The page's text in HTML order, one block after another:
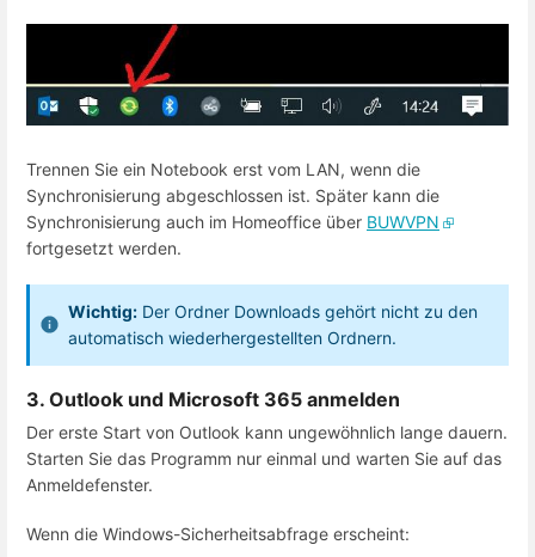
Trennen Sie ein Notebook erst vom LAN, wenn die
Synchronisierung abgeschlossen ist. Später kann die
Synchronisierung auch im Homeoffice über BUWVPN
fortgesetzt werden.
Wichtig: Der Ordner Downloads gehört nicht zu den
automatisch wiederhergestellten Ordnern.
3. Outlook und Microsoft 365 anmelden
Der erste Start von Outlook kann ungewöhnlich lange dauern.
Starten Sie das Programm nur einmal und warten Sie auf das
Anmeldefenster.
Wenn die Windows-Sicherheitsabfrage erscheint: